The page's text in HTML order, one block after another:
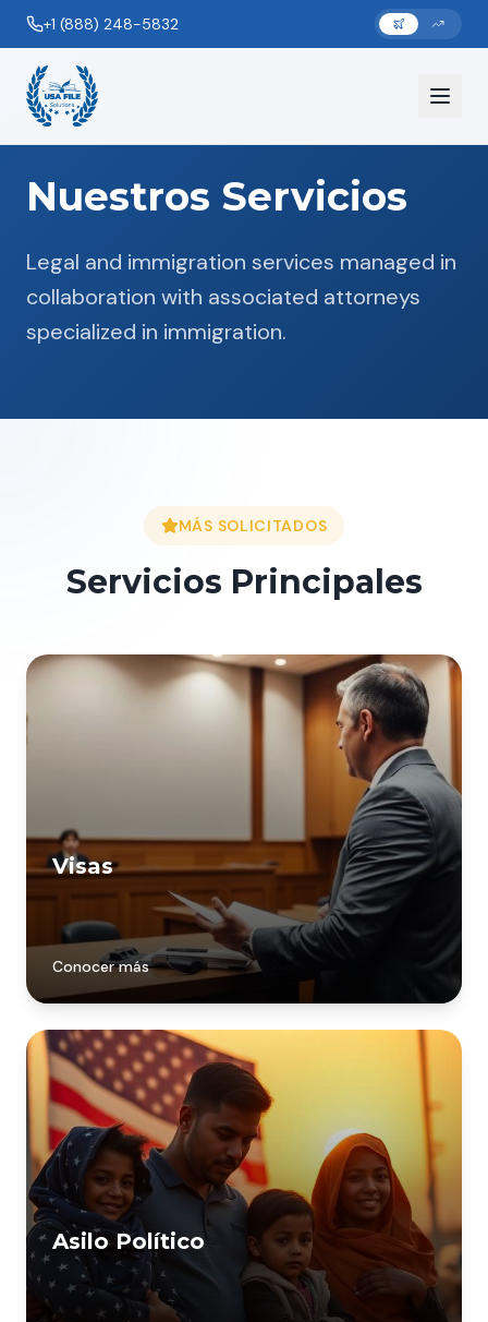
+1 (888) 248-5832
Nuestros Servicios
Legal and immigration services managed in
collaboration with associated attorneys
specialized in immigration.
MÁS SOLICITADOS
Servicios Principales
Visas
Conocer más
Asilo Político